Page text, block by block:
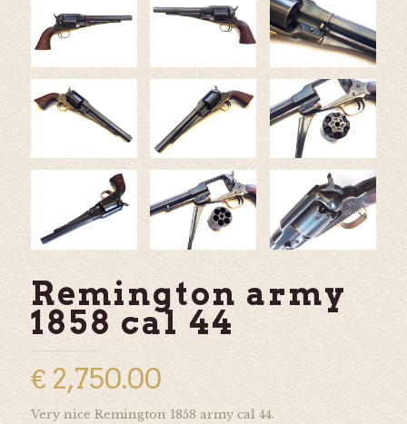
Remington army
1858 cal 44
€ 2,750.00
Very nice Remington 1858 army cal 44.